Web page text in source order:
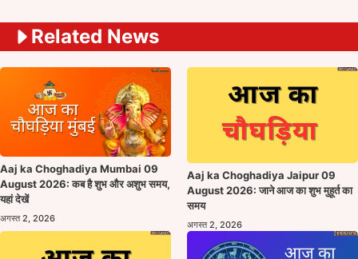
Related News
Aaj ka Choghadiya Mumbai 09
August 2026: कब है शुभ और अशुभ समय,
यहां देखें
अगस्त 2, 2026
Aaj ka Choghadiya Jaipur 09
August 2026: जाने आज का शुभ मुहूर्त का
समय
अगस्त 2, 2026